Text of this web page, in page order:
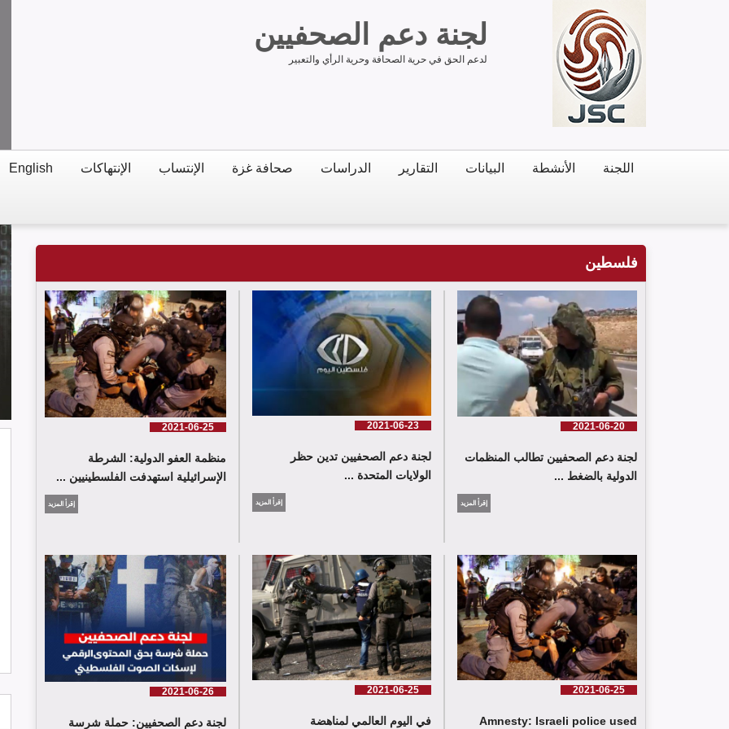
لجنة دعم الصحفيين
لدعم الحق في حرية الصحافة وحرية الرأي والتعبير
اللجنة الأنشطة البيانات التقارير الدراسات صحافة غزة الإنتساب الإنتهاكات English
فلسطين
2021-06-20
لجنة دعم الصحفيين تطالب المنظمات
الدولية بالضغط ...
إقرأ المزيد
2021-06-23
لجنة دعم الصحفيين تدين حظر
الولايات المتحدة ...
إقرأ المزيد
2021-06-25
منظمة العفو الدولية: الشرطة
الإسرائيلية استهدفت الفلسطينيين ...
إقرأ المزيد
2021-06-25
Amnesty: Israeli police used
2021-06-25
في اليوم العالمي لمناهضة
2021-06-26
لجنة دعم الصحفيين: حملة شرسة
شارك وفد من لجنة دعم الصحفيين في
جلسة اعتماد الاستعراض الدوي الشامل
حول لبنان في مقر الامم المتحدة في
جنيف حيث القت اللجنة كلمة باسم
جمعية البراعم للعمل الاجتماعي